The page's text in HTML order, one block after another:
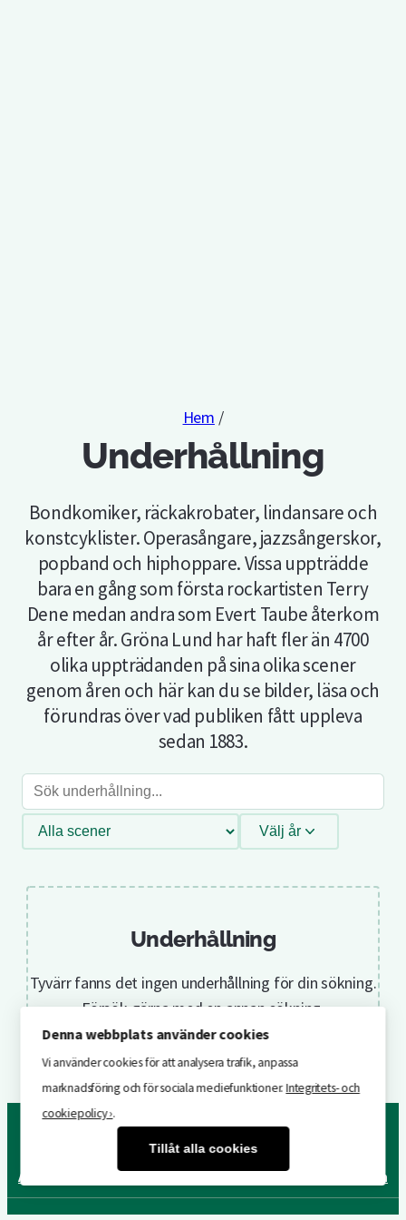
Hem /
Underhållning
Bondkomiker, räckakrobater, lindansare och
konstcyklister. Operasångare, jazzsångerskor,
popband och hiphoppare. Vissa uppträdde
bara en gång som första rockartisten Terry
Dene medan andra som Evert Taube återkom
år efter år. Gröna Lund har haft fler än 4700
olika uppträdanden på sina olika scener
genom åren och här kan du se bilder, läsa och
förundras över vad publiken fått uppleva
sedan 1883.
Sök
underhållning
Filtrera
efter
Välj år
Underhållning
Tyvärr fanns det ingen underhållning för din sökning.
Försök gärna med en annan sökning.
Attraktioner UnderhållningÅr för årByggnader & områden
Denna webbplats använder cookies
Vi använder cookies för att analysera trafik, anpassa
marknadsföring och för sociala mediefunktioner.Integritets- och
cookiepolicy ›.
Tillåt alla cookies